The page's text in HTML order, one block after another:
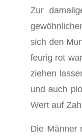
Zur
sich den
feurig rot
ziehen
und auch
Wert auf
Die Männer